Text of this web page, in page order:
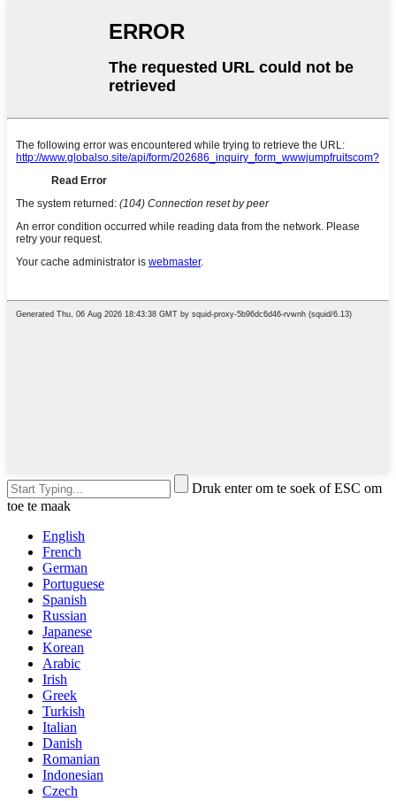
Druk enter om te soek of ESC om
toe te maak
English
French
German
Portuguese
Spanish
Russian
Japanese
Korean
Arabic
Irish
Greek
Turkish
Italian
Danish
Romanian
Indonesian
Czech